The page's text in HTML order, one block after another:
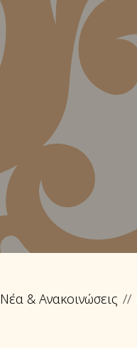
Νέα & Ανακοινώσεις